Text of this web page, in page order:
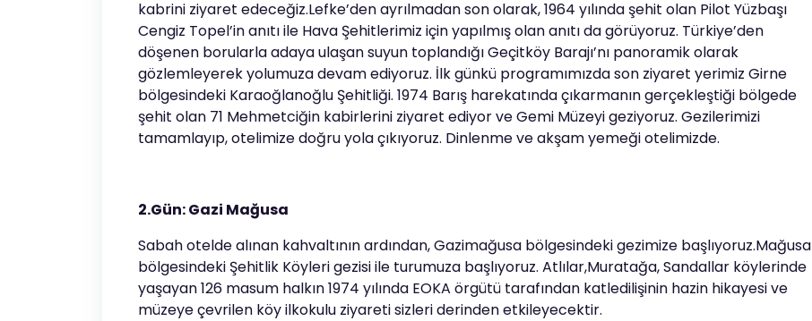
kabrini ziyaret edeceğiz.Lefke’den ayrılmadan son olarak, 1964 yılında şehit olan Pilot Yüzbaşı
Cengiz Topel’in anıtı ile Hava Şehitlerimiz için yapılmış olan anıtı da görüyoruz. Türkiye’den
döşenen borularla adaya ulaşan suyun toplandığı Geçitköy Barajı’nı panoramik olarak
gözlemleyerek yolumuza devam ediyoruz. İlk günkü programımızda son ziyaret yerimiz Girne
bölgesindeki Karaoğlanoğlu Şehitliği. 1974 Barış harekatında çıkarmanın gerçekleştiği bölgede
şehit olan 71 Mehmetciğin kabirlerini ziyaret ediyor ve Gemi Müzeyi geziyoruz. Gezilerimizi
tamamlayıp, otelimize doğru yola çıkıyoruz. Dinlenme ve akşam yemeği otelimizde.
2.Gün: Gazi Mağusa
Sabah otelde alınan kahvaltının ardından, Gazimağusa bölgesindeki gezimize başlıyoruz.Mağusa
bölgesindeki Şehitlik Köyleri gezisi ile turumuza başlıyoruz. Atlılar,Muratağa, Sandallar köylerinde
yaşayan 126 masum halkın 1974 yılında EOKA örgütü tarafından katledilişinin hazin hikayesi ve
müzeye çevrilen köy ilkokulu ziyareti sizleri derinden etkileyecektir.